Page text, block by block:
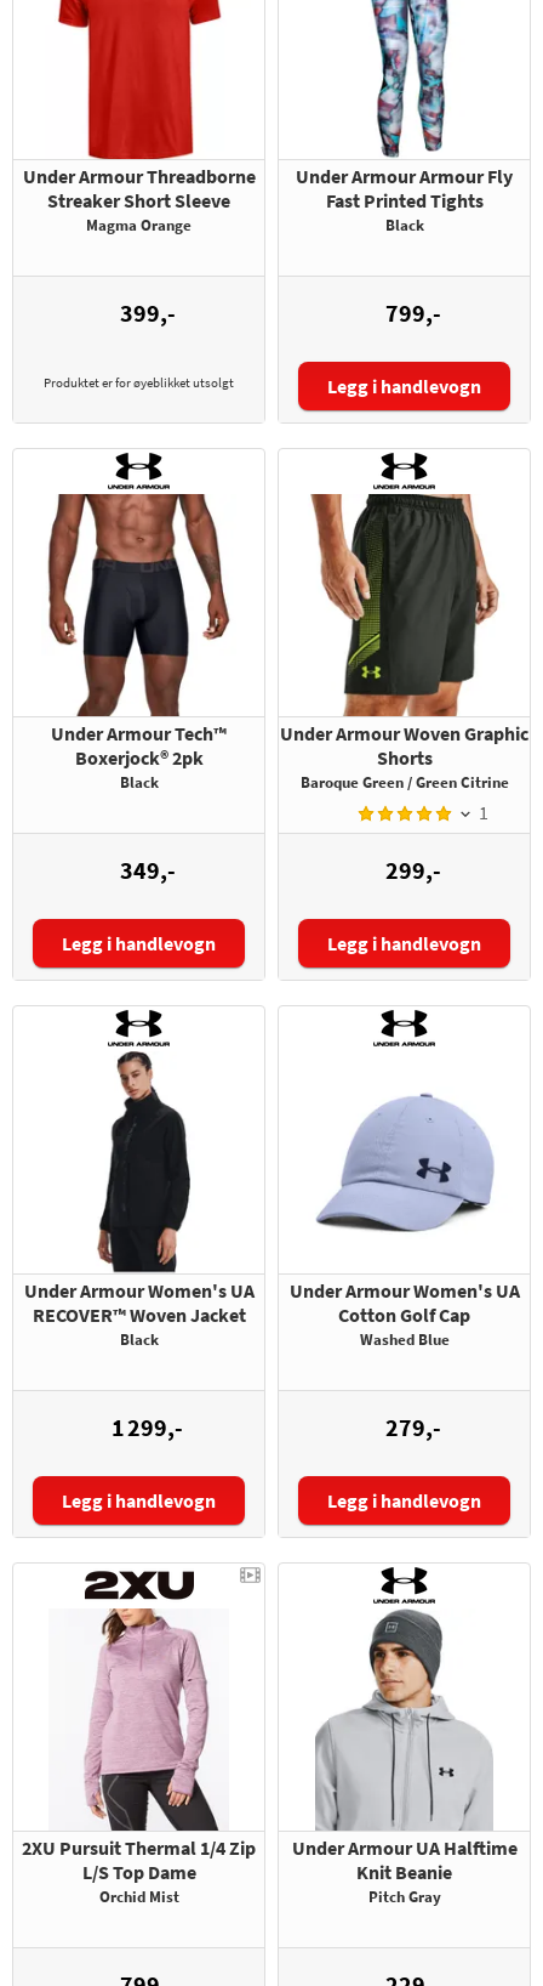
Under Armour Threadborne
Streaker Short Sleeve
Magma Orange
399,-
Produktet er for øyeblikket utsolgt
Under Armour Armour Fly
Fast Printed Tights
Black
799,-
Størrelse:
Legg i handlevogn
Under Armour Tech™
Boxerjock® 2pk
Black
349,-
Størrelse:
Legg i handlevogn
Under Armour Woven Graphic
Shorts
Baroque Green / Green Citrine
1
299,-
Størrelse:
Legg i handlevogn
Under Armour Women's UA
RECOVER™ Woven Jacket
Black
1 299,-
Størrelse:
Legg i handlevogn
Under Armour Women's UA
Cotton Golf Cap
Washed Blue
279,-
Legg i handlevogn
2XU Pursuit Thermal 1/4 Zip
L/S Top Dame
Orchid Mist
Under Armour UA Halftime
Knit Beanie
Pitch Gray